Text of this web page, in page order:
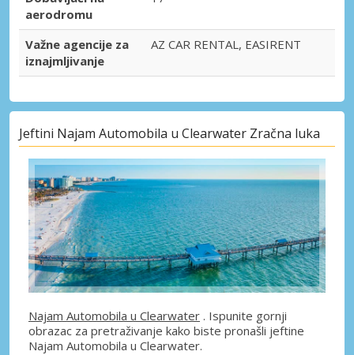
aerodromu
Važne agencije za
iznajmljivanje
AZ CAR RENTAL, EASIRENT
Jeftini Najam Automobila u Clearwater Zračna luka
Najam Automobila u Clearwater . Ispunite gornji
obrazac za pretraživanje kako biste pronašli jeftine
Najam Automobila u Clearwater.